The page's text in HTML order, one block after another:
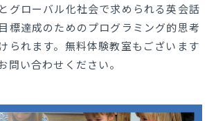
グローバル化社会で求められる英会話
標達成のためのプログラミング的思考
られます。無料体験教室もございます
問い合わせください。